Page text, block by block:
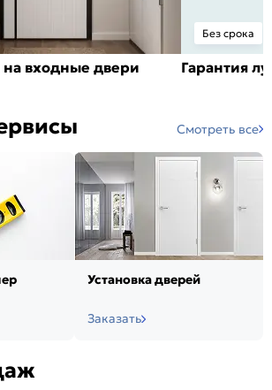
входные двери
Без срока
Гарантия
Смотреть все
Установка дверей
Заказать